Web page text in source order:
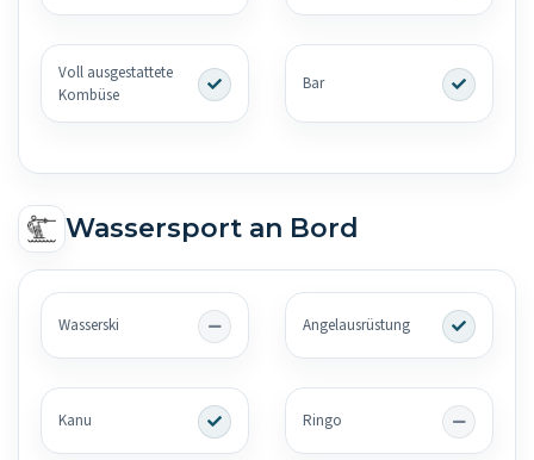
Voll ausgestattete
Kombüse
Bar
Wassersport an Bord
Wasserski Angelausrüstung
Kanu Ringo